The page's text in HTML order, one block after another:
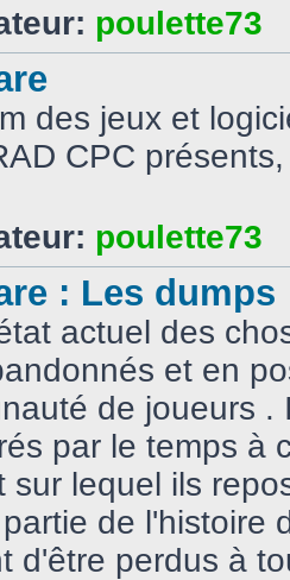
poulette73
des jeux et
CPC
poulette73
: Les dumps
actuel des
et en
de joueurs .
par le temps à
sur lequel ils
de l'histoire
d'être perdus à